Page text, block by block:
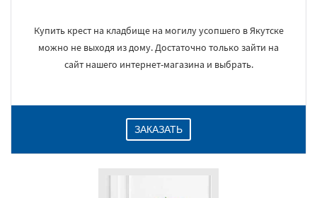
Купить крест на кладбище на могилу усопшего в Якутске
можно не выходя из дому. Достаточно только зайти на
сайт нашего интернет-магазина и выбрать.
ЗАКАЗАТЬ